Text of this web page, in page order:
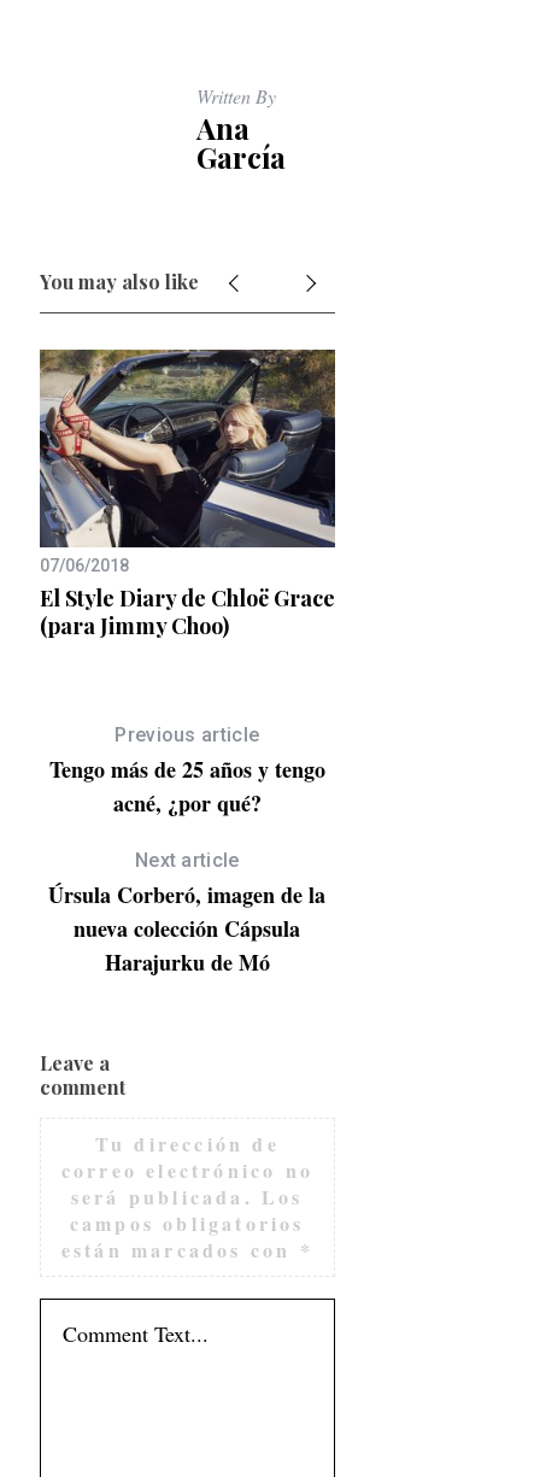
Written By
Ana
García
You may also like
07/06/2018
El Style Diary de Chloë Grace
(para Jimmy Choo)
Previous article
Tengo más de 25 años y tengo
acné, ¿por qué?
Next article
Úrsula Corberó, imagen de la
nueva colección Cápsula
Harajurku de Mó
Leave a
comment
Tu dirección de
correo electrónico no
será publicada. Los
campos obligatorios
están marcados con *